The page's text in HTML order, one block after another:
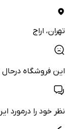
تهران، اراج
این فروشگاه درحال
نظر خود را درمورد